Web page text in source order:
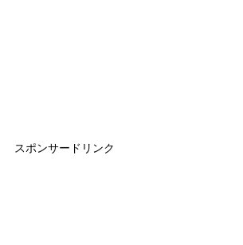
スポンサードリンク